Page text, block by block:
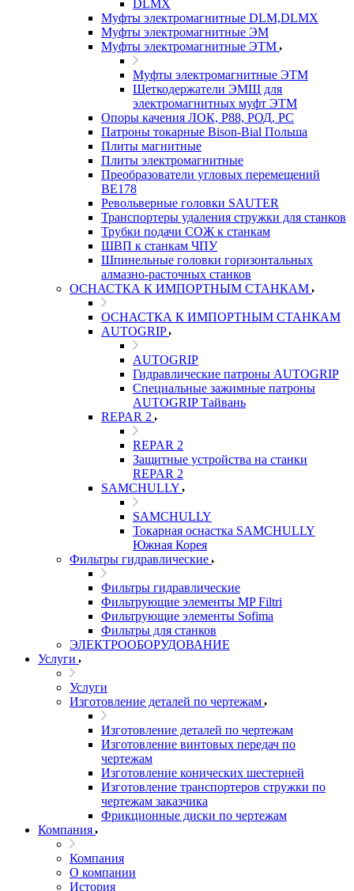
DLMX
Муфты электромагнитные DLM,DLMX
Муфты электромагнитные ЭМ
Муфты электромагнитные ЭТМ
Муфты электромагнитные ЭТМ
Щеткодержатели ЭМЩ для
электромагнитных муфт ЭТМ
Опоры качения ЛОК, Р88, РОД, РС
Патроны токарные Bison-Bial Польша
Плиты магнитные
Плиты электромагнитные
Преобразователи угловых перемещений
ВЕ178
Револьверные головки SAUTER
Транспортеры удаления стружки для станков
Трубки подачи СОЖ к станкам
ШВП к станкам ЧПУ
Шпинельные головки горизонтальных
алмазно-расточных станков
ОСНАСТКА К ИМПОРТНЫМ СТАНКАМ
ОСНАСТКА К ИМПОРТНЫМ СТАНКАМ
AUTOGRIP
AUTOGRIP
Гидравлические патроны AUTOGRIP
Специальные зажимные патроны
AUTOGRIP Тайвань
REPAR 2
REPAR 2
Защитные устройства на станки
REPAR 2
SAMCHULLY
SAMCHULLY
Токарная оснастка SAMCHULLY
Южная Корея
Фильтры гидравлические
Фильтры гидравлические
Фильтрующие элементы MP Filtri
Фильтрующие элементы Sofima
Фильтры для станков
ЭЛЕКТРООБОРУДОВАНИЕ
Услуги
Услуги
Изготовление деталей по чертежам
Изготовление деталей по чертежам
Изготовление винтовых передач по
чертежам
Изготовление конических шестерней
Изготовление транспортеров стружки по
чертежам заказчика
Фрикционные диски по чертежам
Компания
Компания
О компании
История